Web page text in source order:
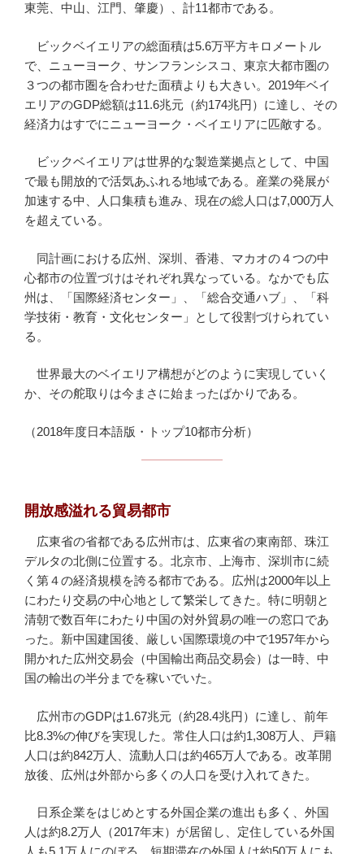
東莞、中山、江門、肇慶）、 計11都市である。
ビックベイエリアの総面積は5.6万平方キロメートル
で、ニューヨーク、サンフランシスコ、東京大都市圏の
３つの都市圏を合わせた面積よりも大きい。2019年ベイ
エリアのGDP総額は11.6兆元（約174兆円）に達し、その
経済力はすでにニューヨーク・ベイエリアに匹敵する。
ビックベイエリアは世界的な製造業拠点として、中国
で最も開放的で活気あふれる地域である。産業の発展が
加速する中、人口集積も進み、現在の総人口は7,000万人
を超えている。
同計画における広州、深圳、香港、マカオの４つの中
心都市の位置づけはそれぞれ異なっている。なかでも広
州は、「国際経済センター」、「総合交通ハブ」、「科
学技術・教育・文化センター」として役割づけられてい
る。
世界最大のベイエリア構想がどのように実現していく
か、その舵取りは今まさに始まったばかりである。
（2018年度日本語版・トップ10都市分析）
開放感溢れる貿易都市
広東省の省都である広州市は、広東省の東南部、珠江
デルタの北側に位置する。北京市、上海市、深圳市に続
く第４の経済規模を誇る都市である。広州は2000年以上
にわたり交易の中心地として繁栄してきた。特に明朝と
清朝で数百年にわたり中国の対外貿易の唯一の窓口であ
った。新中国建国後、厳しい国際環境の中で1957年から
開かれた広州交易会（中国輸出商品交易会）は一時、中
国の輸出の半分までを稼いでいた。
広州市のGDPは1.67兆元（約28.4兆円）に達し、前年
比8.3%の伸びを実現した。常住人口は約1,308万人、戸籍
人口は約842万人、流動人口は約465万人である。改革開
放後、広州は外部から多くの人口を受け入れてきた。
日系企業をはじめとする外国企業の進出も多く、外国
人は約8.2万人（2017年末）が居留し、定住している外国